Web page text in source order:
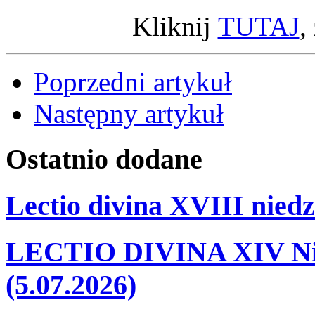
Kliknij TUTAJ,
Poprzedni artykuł
Następny artykuł
Ostatnio dodane
Lectio divina XVIII
LECTIO DIVINA XIV
(5.07.2026)